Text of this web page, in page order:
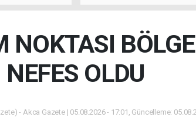
NOKTASI
NEFES OLDU
- Akca Gazete | 05.08.2026 - 17:01, Güncelleme: